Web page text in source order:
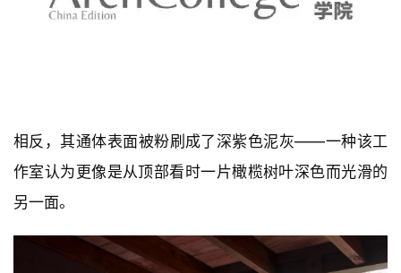
相反，其通体表面被粉刷成了深紫色泥灰——一种该工
作室认为更像是从顶部看时一片橄榄树叶深色而光滑的
另一面。